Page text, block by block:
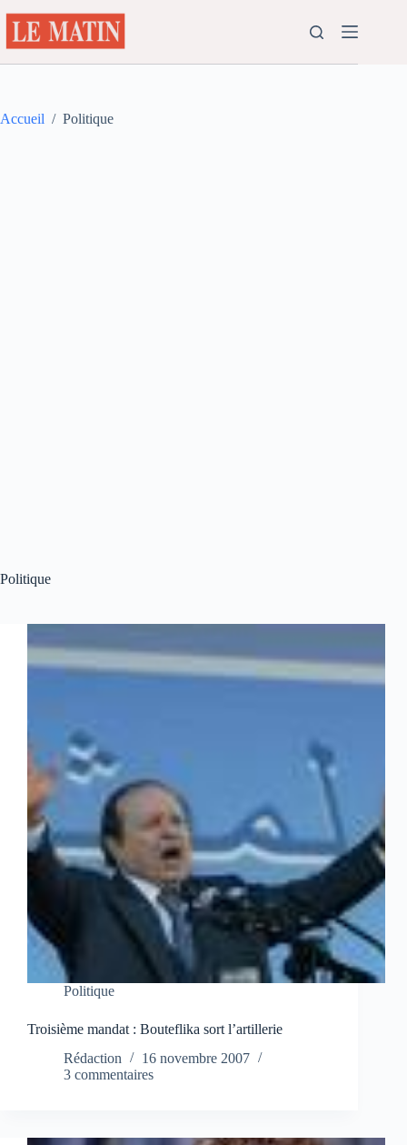
au
contenu
Accueil / Politique
Politique
Politique
Troisième mandat : Bouteflika sort l’artillerie
Rédaction
16 novembre 2007
3 commentaires